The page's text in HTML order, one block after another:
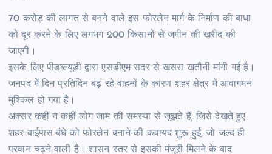
70 करोड़ की लागत से बनने वाले इस फोरलेन मार्ग के निर्माण की बाधा
को दूर करने के लिए लगभग 200 किसानों से जमीन की खरीद की
जाएगी।
इसके लिए पीडब्ल्यूडी द्वारा एसडीएम सदर से खसरा खतौनी मांगी गई है।
जनपद में दिन प्रतिदिन बढ़ रहे वाहनों के कारण शहर क्षेत्र में आवागमन
मुश्किल हो गया है।
अक्सर कहीं न कहीं लोग जाम की समस्या से जूझते हैं, जिसे देखते हुए
शहर बाईपास बंधे को फोरलेन बनाने की कवायद शुरू हुई, जो जल्द ही
परवान चढ़ने वाली है। शासन स्तर से इसकी मंजूरी मिलने के बाद